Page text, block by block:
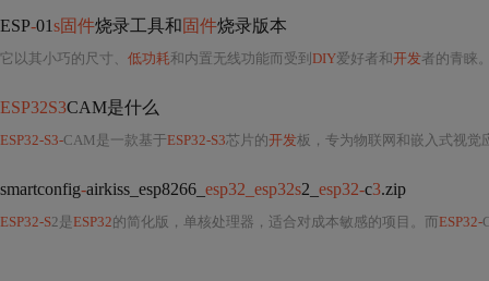
ESP-01s固件烧录工具和固件烧录版本
它以其小巧的尺寸、 低功耗和内置无线功能而受到 DIY爱好者和开发者的青睐
ESP32S3CAM是什么
ESP32-S3-CAM是一款基于ESP32-S3芯片的开发板，专为物联网和嵌入式视觉应用设计。它具备高性能处理器、丰富
smartconfig-airkiss_esp8266_ esp32_esp32s2_ esp32-c3.zip
ESP32-S2是ESP32的简化版，单核处理器，适合对成本敏感的项目。而ESP32-